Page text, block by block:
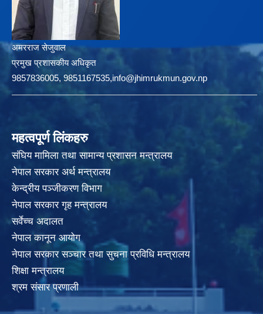
अमरराज सेजुवाल
प्रमुख प्रशासकीय अधिकृत
9857836005, 9851167535,info@jhimrukmun.gov.np
महत्वपूर्ण लिंकहरु
संघिय मामिला तथा सामान्य प्रशासन मन्त्रालय
नेपाल सरकार अर्थ मन्त्रालय
केन्द्रीय पञ्जीकरण विभाग
नेपाल सरकार गृह मन्त्रालय
सर्वेच्च अदालत
नेपाल कानून आयोग
नेपाल सरकार सञ्चार तथा सुचना प्रविधि मन्त्रालय
शिक्षा मन्त्रालय
श्रम संसार प्रणाली